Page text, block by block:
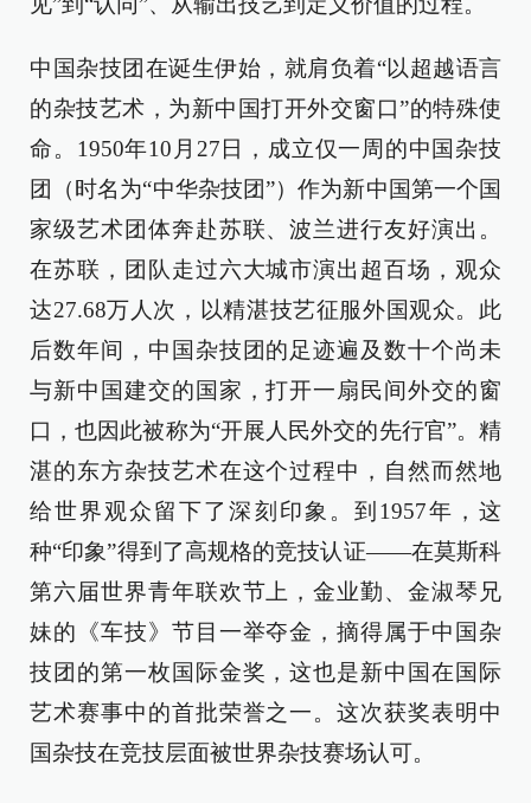
中国杂技团在诞生伊始，就肩负着“以超越语言
的杂技艺术，为新中国打开外交窗口”的特殊使
命。1950年10月27日，成立仅一周的中国杂技
团（时名为“中华杂技团”）作为新中国第一个国
家级艺术团体奔赴苏联、波兰进行友好演出。
在苏联，团队走过六大城市演出超百场，观众
达27.68万人次，以精湛技艺征服外国观众。此
后数年间，中国杂技团的足迹遍及数十个尚未
与新中国建交的国家，打开一扇民间外交的窗
口，也因此被称为“开展人民外交的先行官”。精
湛的东方杂技艺术在这个过程中，自然而然地
给世界观众留下了深刻印象。到1957年，这
种“印象”得到了高规格的竞技认证——在莫斯科
第六届世界青年联欢节上，金业勤、金淑琴兄
妹的《车技》节目一举夺金，摘得属于中国杂
技团的第一枚国际金奖，这也是新中国在国际
艺术赛事中的首批荣誉之一。这次获奖表明中
国杂技在竞技层面被世界杂技赛场认可。